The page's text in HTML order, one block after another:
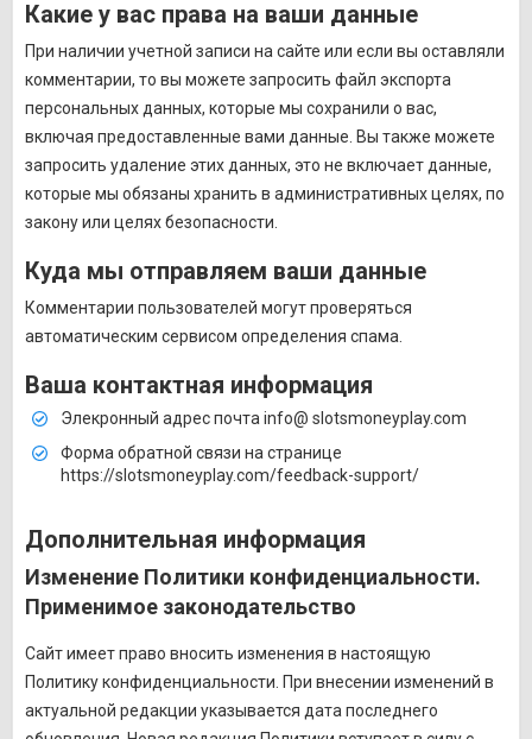
Какие у вас права на ваши данные
При наличии учетной записи на сайте или если вы оставляли
комментарии, то вы можете запросить файл экспорта
персональных данных, которые мы сохранили о вас,
включая предоставленные вами данные. Вы также можете
запросить удаление этих данных, это не включает данные,
которые мы обязаны хранить в административных целях, по
закону или целях безопасности.
Куда мы отправляем ваши данные
Комментарии пользователей могут проверяться
автоматическим сервисом определения спама.
Ваша контактная информация
Элекронный адрес почта info@ slotsmoneyplay.com
Форма обратной связи на странице
https://slotsmoneyplay.com/feedback-support/
Дополнительная информация
Изменение Политики конфиденциальности.
Применимое законодательство
Сайт имеет право вносить изменения в настоящую
Политику конфиденциальности. При внесении изменений в
актуальной редакции указывается дата последнего